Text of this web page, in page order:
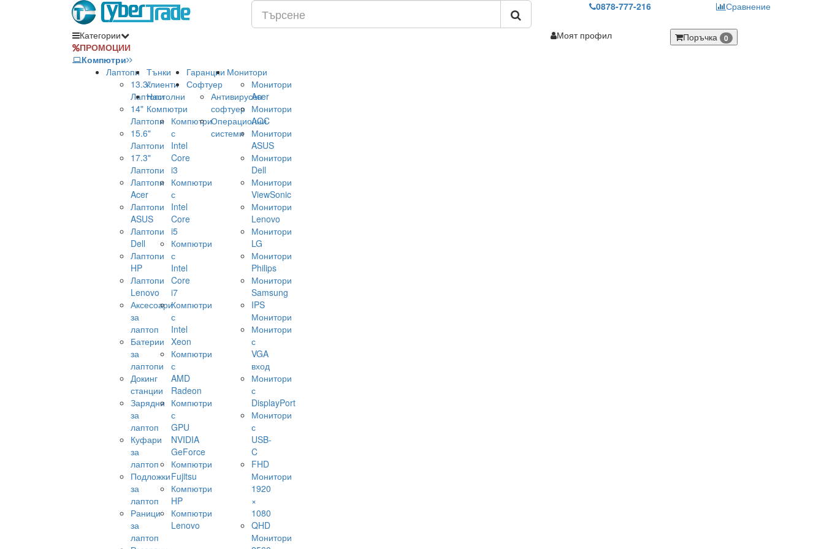
0878-777-216 Сравнение
Категории
ПРОМОЦИИ
Компютри
Лаптопи
13.3"
Лаптопи
14"
Лаптопи
15.6"
Лаптопи
17.3"
Лаптопи
Лаптопи
Acer
Лаптопи
ASUS
Лаптопи
Dell
Лаптопи
HP
Лаптопи
Lenovo
Аксесоари
за
лаптоп
Батерии
за
лаптопи
Докинг
станции
Зарядни
за
лаптоп
Куфари
за
лаптоп
Подложки
за
лаптоп
Раници
за
лаптоп
Тънки
клиенти
Настолни
Компютри
Компютри
с
Intel
Core
i3
Компютри
с
Intel
Core
i5
Компютри
с
Intel
Core
i7
Компютри
с
Intel
Xeon
Компютри
с
AMD
Radeon
Компютри
с
GPU
NVIDIA
GeForce
Компютри
Fujitsu
Компютри
HP
Компютри
Lenovo
Гаранции
Софтуер
Антивирусен
софтуер
Операционни
системи
Монитори
Монитори
Acer
Монитори
AOC
Монитори
ASUS
Монитори
Dell
Монитори
ViewSonic
Монитори
Lenovo
Монитори
LG
Монитори
Philips
Монитори
Samsung
IPS
Монитори
Монитори
с
VGA
вход
Монитори
с
DisplayPort
Монитори
с
USB-
C
FHD
Монитори
1920
×
1080
QHD
Монитори
Моят профил Поръчка 0